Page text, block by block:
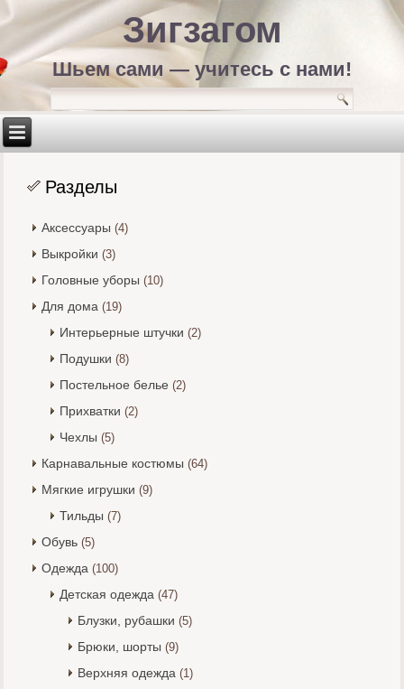
Зигзагом
Шьем сами — учитесь с нами!
Разделы
Аксессуары (4)
Выкройки (3)
Головные уборы (10)
Для дома (19)
Интерьерные штучки (2)
Подушки (8)
Постельное белье (2)
Прихватки (2)
Чехлы (5)
Карнавальные костюмы (64)
Мягкие игрушки (9)
Тильды (7)
Обувь (5)
Одежда (100)
Детская одежда (47)
Блузки, рубашки (5)
Брюки, шорты (9)
Верхняя одежда (1)